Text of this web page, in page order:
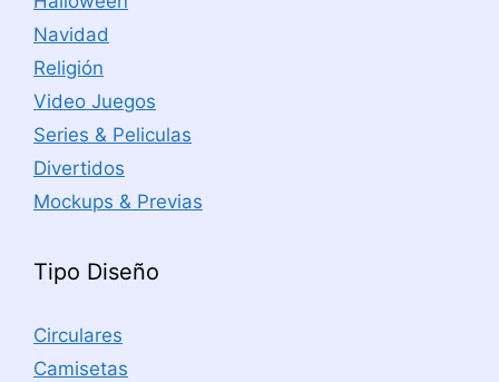
Navidad
Religión
Video Juegos
Series & Peliculas
Divertidos
Mockups & Previas
Tipo Diseño
Circulares
Camisetas